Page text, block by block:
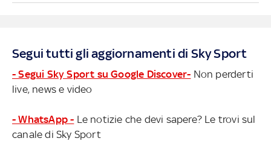
Segui tutti gli aggiornamenti di Sky Sport
- Segui Sky Sport su Google Discover- Non perderti
live, news e video
- WhatsApp - Le notizie che devi sapere? Le trovi sul
canale di Sky Sport